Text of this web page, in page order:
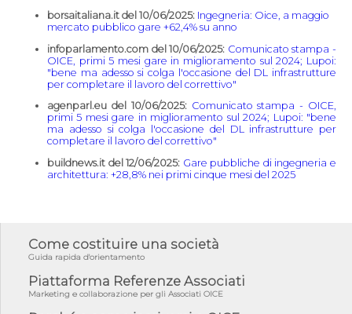
borsaitaliana.it del 10/06/2025: Ingegneria: Oice, a maggio
mercato pubblico gare +62,4% su anno
infoparlamento.com del 10/06/2025: Comunicato stampa -
OICE, primi 5 mesi gare in miglioramento sul 2024; Lupoi:
"bene ma adesso si colga l'occasione del DL infrastrutture
per completare il lavoro del correttivo"
agenparl.eu del 10/06/2025: Comunicato stampa - OICE,
primi 5 mesi gare in miglioramento sul 2024; Lupoi: "bene
ma adesso si colga l'occasione del DL infrastrutture per
completare il lavoro del correttivo"
buildnews.it del 12/06/2025: Gare pubbliche di ingegneria e
architettura: +28,8% nei primi cinque mesi del 2025
Come costituire una società
Guida rapida d'orientamento
Piattaforma Referenze Associati
Marketing e collaborazione per gli Associati OICE